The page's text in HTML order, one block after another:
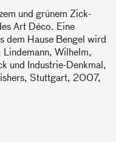
und grünem Zick-
Art Déco. Eine
dem Hause Bengel wird
Wilhelm,
und Industrie-Denkmal,
Stuttgart, 2007,